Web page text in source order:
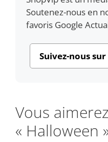
Soutenez-nous en
favoris Google
Suivez-nous
Vous
« Halloween